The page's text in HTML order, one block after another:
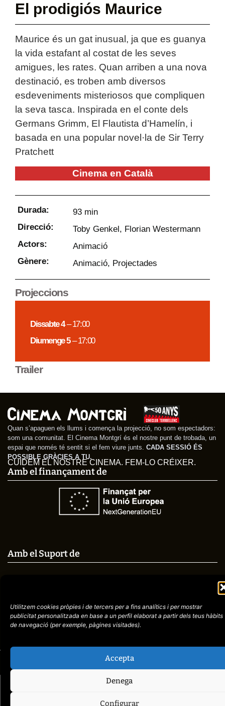
Utilitzem cookies pròpies i de tercers per a fins analítics i per mostrar
publicitatpersonalitzada en base a un perfil elaborat a partir dels teus hàbits
de navegació (perexemple, pàgines visitades).
Accepta
Denega
Configurar
El prodigiós Maurice
Maurice és un gat inusual, ja que es guanya
la vida estafant al costat de les seves
amigues, les rates. Quan arriben a una nova
destinació, es troben amb diversos
esdeveniments misteriosos que compliquen
la seva tasca. Inspirada en el conte dels
Germans Grimm, El Flautista d’Hamelín, i
basada en una popular novel·la de Sir Terry
Pratchett
Cinema en Català
Durada:
93 min
Direcció:
Toby Genkel, Florian Westermann
Actors:
Animació
Gènere:
Animació, Projectades
Projeccions
Dissabte 4– 17:00
Diumenge 5– 17:00
Trailer
Quan s’apaguen els llums i comença la projecció, no som espectadors:
som una comunitat. El Cinema Montgrí és el nostre punt de trobada, un
espai que només té sentit si el fem viure junts. CADA SESSIÓ ÉS
POSSIBLE GRÀCIES A TU.
CUIDEM EL NOSTRE CINEMA. FEM-LO CRÉIXER.
Amb el finançament de
Amb el Suport de
Avís
legal
Política de
Privacitat
972758396
placid.cat